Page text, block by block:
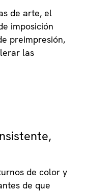
de arte, el
imposición
preimpresión,
las
de color y
de que